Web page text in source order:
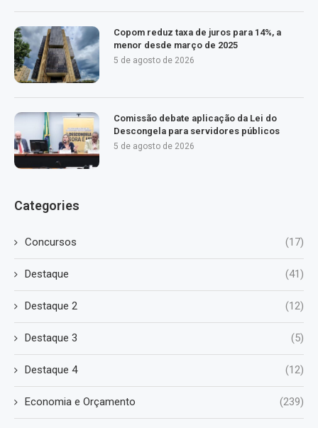
Copom reduz taxa de juros para 14%, a
menor desde março de 2025
5 de agosto de 2026
Comissão debate aplicação da Lei do
Descongela para servidores públicos
5 de agosto de 2026
Categories
Concursos (17)
Destaque (41)
Destaque 2 (12)
Destaque 3 (5)
Destaque 4 (12)
Economia e Orçamento (239)